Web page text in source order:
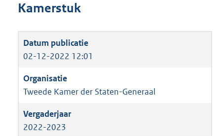
Kamerstuk
02-12-2022 12:01
Tweede Kamer der Staten-Generaal
2022-2023